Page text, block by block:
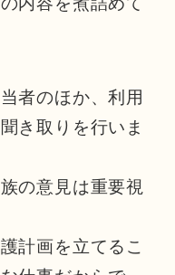
者のほか、利用
き取りを行いま
の意見は重要視
計画を立てるこ